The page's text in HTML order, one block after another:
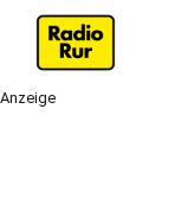
Anzeige